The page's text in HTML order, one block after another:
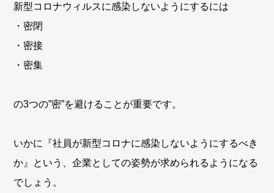
新型コロナウィルスに感染しないようにするには
・密閉
・密接
・密集
の3つの”密”を避けることが重要です。
いかに『社員が新型コロナに感染しないようにするべき
か』という、企業としての姿勢が求められるようになる
でしょう。